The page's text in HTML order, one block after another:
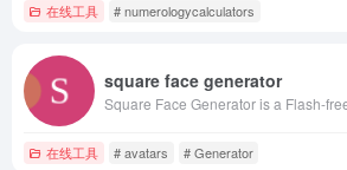
在线工具 # numerologycalculators
square face generator
在线工具 # avatars # Generator